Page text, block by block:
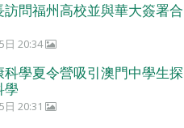
訪問福州高校並與華大簽署合
日 20:34
科學夏令營吸引澳門中學生探
學
日 20:31